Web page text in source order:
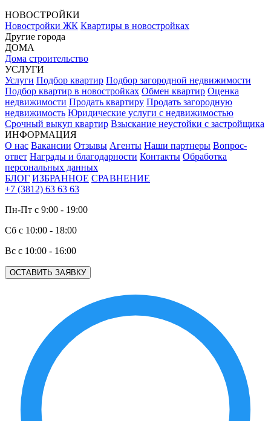
НОВОСТРОЙКИ
Новостройки ЖК Квартиры в новостройках
Другие города
ДОМА
Дома строительство
УСЛУГИ
Услуги Подбор квартир Подбор загородной недвижимости
Подбор квартир в новостройках Обмен квартир Оценка
недвижимости Продать квартиру Продать загородную
недвижимость Юридические услуги с недвижимостью
Срочный выкуп квартир Взыскание неустойки с застройщика
ИНФОРМАЦИЯ
О нас Вакансии Отзывы Агенты Наши партнеры Вопрос-
ответ Награды и благодарности Контакты Обработка
персональных данных
БЛОГ ИЗБРАННОЕ СРАВНЕНИЕ
+7 (3812) 63 63 63
Пн-Пт с 9:00 - 19:00
Сб с 10:00 - 18:00
Вс с 10:00 - 16:00
ОСТАВИТЬ ЗАЯВКУ